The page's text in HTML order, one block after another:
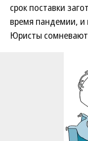
срок поставки
время пандемии, и
Юристы